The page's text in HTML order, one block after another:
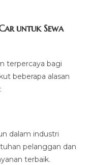
untuk Sewa
terpercaya bagi
beberapa alasan
dalam industri
pelanggan dan
terbaik.